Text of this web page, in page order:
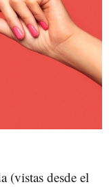
(vistas desde el